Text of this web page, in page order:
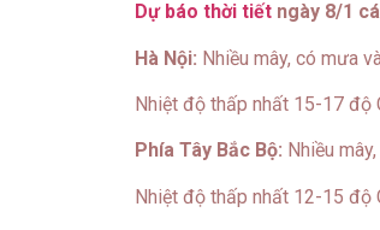
Dự báo thời tiết ngày 8/1
Hà Nội: Nhiều mây, có mưa
Nhiệt độ thấp nhất 15-17 độ
Phía Tây Bắc Bộ: Nhiều
Nhiệt độ thấp nhất 12-15 độ